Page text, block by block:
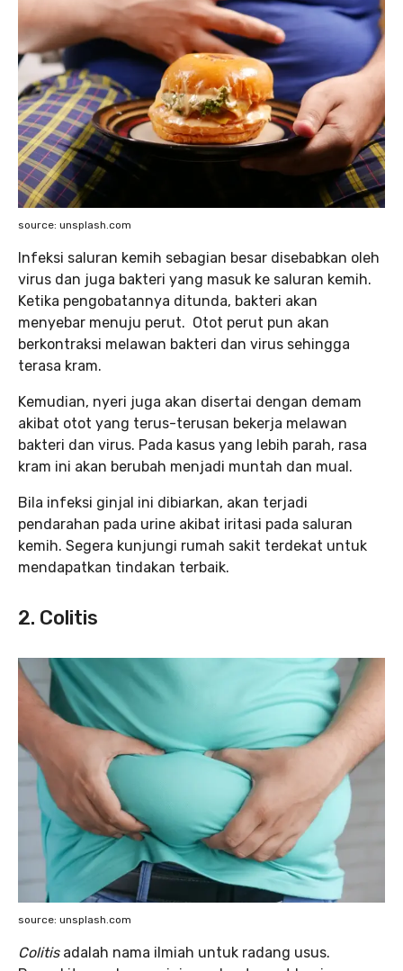
source: unsplash.com
Infeksi saluran kemih sebagian besar disebabkan oleh
virus dan juga bakteri yang masuk ke saluran kemih.
Ketika pengobatannya ditunda, bakteri akan
menyebar menuju perut. Otot perut pun akan
berkontraksi melawan bakteri dan virus sehingga
terasa kram.
Kemudian, nyeri juga akan disertai dengan demam
akibat otot yang terus-terusan bekerja melawan
bakteri dan virus. Pada kasus yang lebih parah, rasa
kram ini akan berubah menjadi muntah dan mual.
Bila infeksi ginjal ini dibiarkan, akan terjadi
pendarahan pada urine akibat iritasi pada saluran
kemih. Segera kunjungi rumah sakit terdekat untuk
mendapatkan tindakan terbaik.
2. Colitis
source: unsplash.com
Colitisadalah nama ilmiah untuk radang usus.